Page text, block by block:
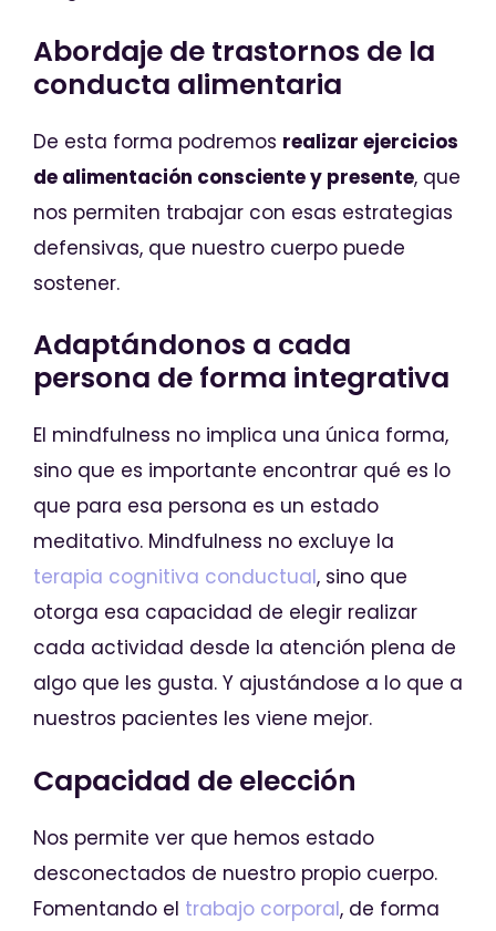
Abordaje de trastornos de la
conducta alimentaria
De esta forma podremos realizar ejercicios
de alimentación consciente y presente, que
nos permiten trabajar con esas estrategias
defensivas, que nuestro cuerpo puede
sostener.
Adaptándonos a cada
persona de forma integrativa
El mindfulness no implica una única forma,
sino que es importante encontrar qué es lo
que para esa persona es un estado
meditativo. Mindfulness no excluye la
terapia cognitiva conductual, sino que
otorga esa capacidad de elegir realizar
cada actividad desde la atención plena de
algo que les gusta. Y ajustándose a lo que a
nuestros pacientes les viene mejor.
Capacidad de elección
Nos permite ver que hemos estado
desconectados de nuestro propio cuerpo.
Fomentando el trabajo corporal, de forma